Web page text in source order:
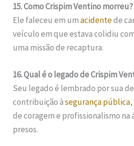
15. Como Crispim Ventino morreu?
Ele faleceu em umacidentede
veículo em que estava colidiu
uma missão de recaptura.
16. Qual é o legado de Crispim
Seu legado é lembrado por sua
contribuição àsegurança pública
de coragem e profissionalismo na
presos.